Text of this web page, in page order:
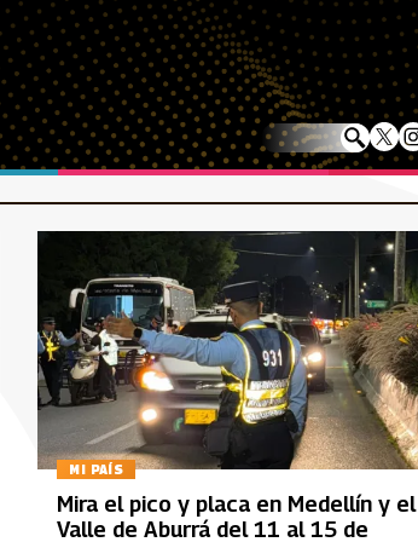
MI PAÍS
Mira el pico y placa en Medellín y el
Valle de Aburrá del 11 al 15 de